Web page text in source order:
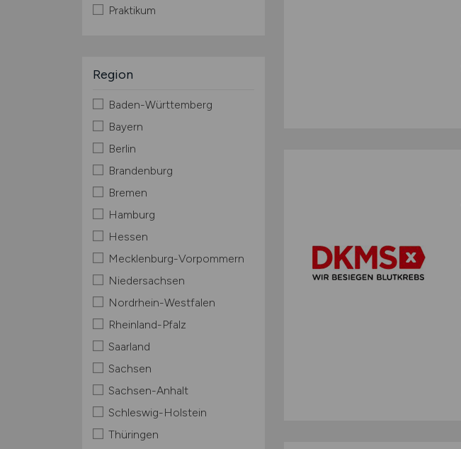
Praktikum
Region
Baden-Württemberg
Bayern
Berlin
Brandenburg
Bremen
Hamburg
Hessen
Mecklenburg-Vorpommern
Niedersachsen
Nordrhein-Westfalen
Rheinland-Pfalz
Saarland
Sachsen
Sachsen-Anhalt
Schleswig-Holstein
Thüringen